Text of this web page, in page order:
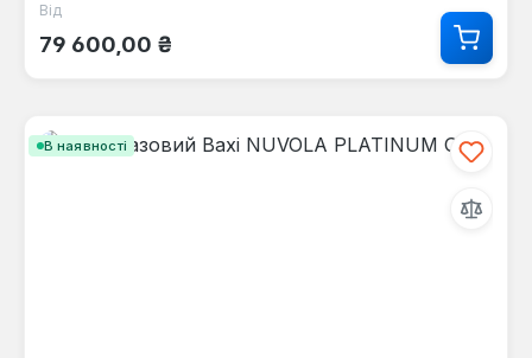
Звичайна ціна:
Від
79 600,00 ₴
В наявності